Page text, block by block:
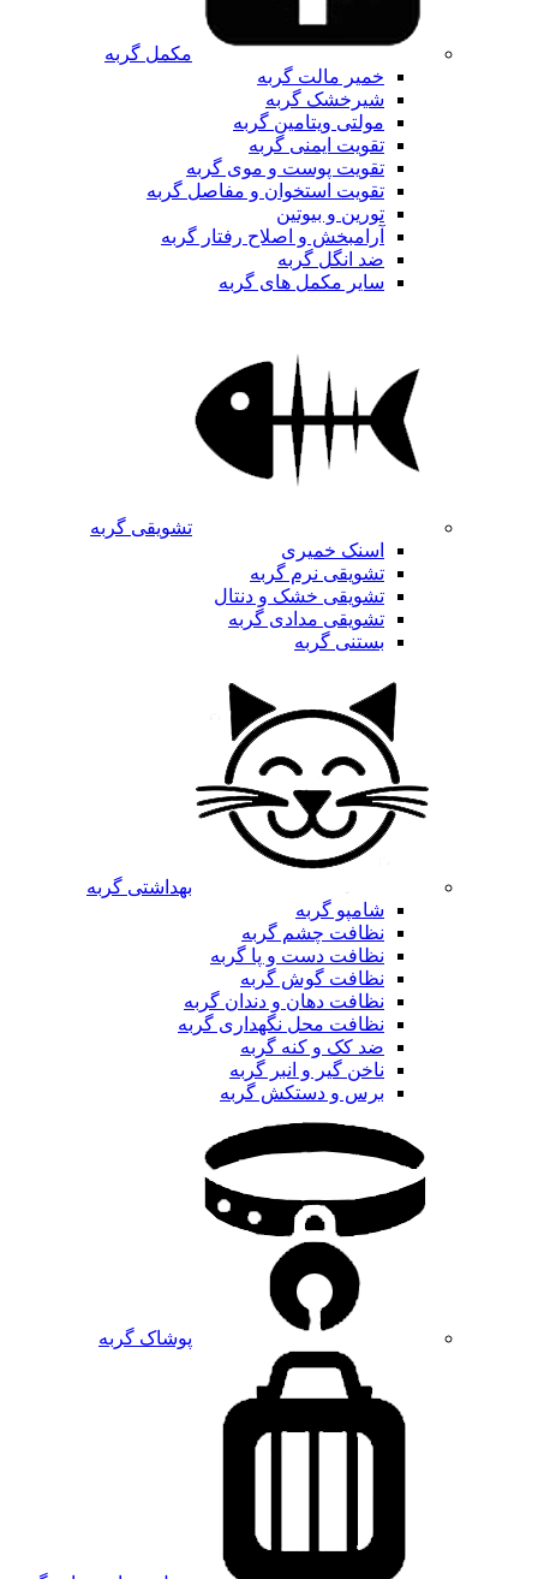
مکمل گربه
خمیر مالت گربه
شیرخشک گربه
مولتی ویتامین گربه
تقویت ایمنی گربه
تقویت پوست و موی گربه
تقویت استخوان و مفاصل گربه
تورین و بیوتین
آرامبخش و اصلاح رفتار گربه
ضد انگل گربه
سایر مکمل های گربه
تشویقی گربه
اسنک خمیری
تشویقی نرم گربه
تشویقی خشک و دنتال
تشویقی مدادی گربه
بستنی گربه
بهداشتی گربه
شامپو گربه
نظافت چشم گربه
نظافت دست و پا گربه
نظافت گوش گربه
نظافت دهان و دندان گربه
نظافت محل نگهداری گربه
ضد کک و کنه گربه
ناخن گیر و انبر گربه
برس و دستکش گربه
پوشاک گربه